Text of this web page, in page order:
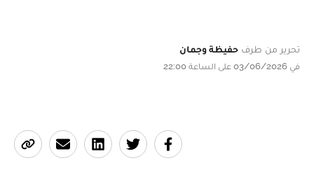
تحرير من طرف حفيظة وجمان
في 03/06/2026 على الساعة 22:00